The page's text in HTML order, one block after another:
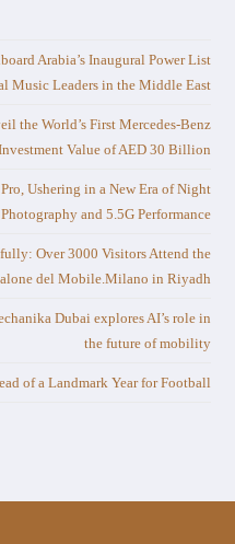
Arabia’s Inaugural Power List
Music Leaders in the Middle East
the World’s First Mercedes-Benz
Value of AED 30 Billion
Ushering in a New Era of Night
Photography and 5.5G Performance
Over 3000 Visitors Attend the
del Mobile.Milano in Riyadh
Dubai explores AI’s role in
the future of mobility
of a Landmark Year for Football